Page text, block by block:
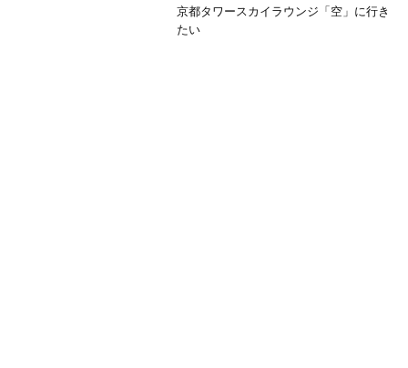
京都タワースカイラウンジ「空」に行き
たい